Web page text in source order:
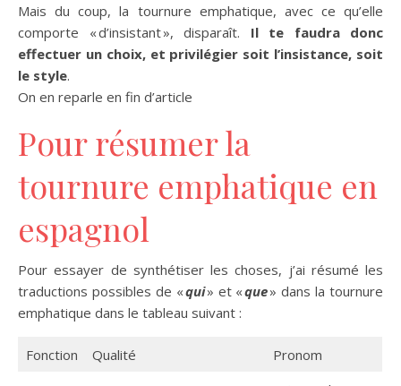
Mais du coup, la tournure emphatique, avec ce qu’elle
comporte « d’insistant », disparaît. Il te faudra donc
effectuer un choix, et privilégier soit l’insistance, soit
le style.
On en reparle en fin d’article
Pour résumer la
tournure emphatique en
espagnol
Pour essayer de synthétiser les choses, j’ai résumé les
traductions possibles de «qui» et «que» dans la tournure
emphatique dans le tableau suivant :
Fonction Qualité Pronom